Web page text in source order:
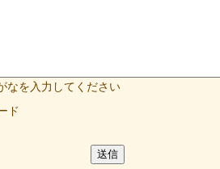
なを入力してください